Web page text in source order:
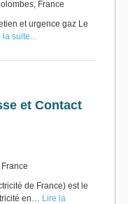
France
et urgence gaz Le
la suite...
et Contact
de France) est le
en… Lire la